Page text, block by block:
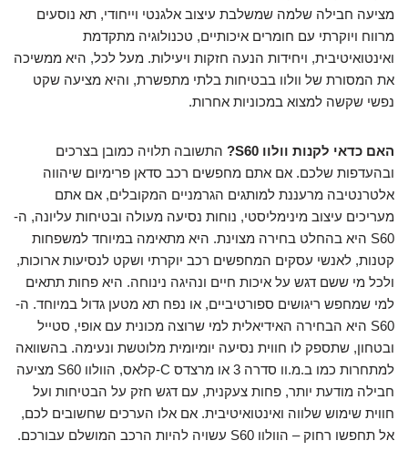
מציעה חבילה שלמה שמשלבת עיצוב אלגנטי וייחודי, תא נוסעים
מרווח ויוקרתי עם חומרים איכותיים, טכנולוגיה מתקדמת
ואינטואיטיבית, ויחידות הנעה חזקות ויעילות. מעל לכל, היא ממשיכה
את המסורת של וולוו בבטיחות בלתי מתפשרת, והיא מציעה שקט
נפשי שקשה למצוא במכוניות אחרות.
האם כדאי לקנות וולוו S60?
התשובה תלויה כמובן בצרכים
ובהעדפות שלכם. אם אתם מחפשים רכב סדאן פרימיום שיהווה
אלטרנטיבה מרעננת למותגים הגרמניים המקובלים, אם אתם
מעריכים עיצוב מינימליסטי, נוחות נסיעה מעולה ובטיחות עליונה, ה-
S60 היא בהחלט בחירה מצוינת. היא מתאימה במיוחד למשפחות
קטנות, לאנשי עסקים המחפשים רכב יוקרתי ושקט לנסיעות ארוכות,
ולכל מי ששם דגש על איכות חיים ונהיגה נינוחה. היא פחות תתאים
למי שמחפש ריגושים ספורטיביים, או נפח תא מטען גדול במיוחד. ה-
S60 היא הבחירה האידיאלית למי שרוצה מכונית עם אופי, סטייל
ובטחון, שתספק לו חווית נסיעה יומיומית מלוטשת ונעימה. בהשוואה
למתחרות כמו ב.מ.וו סדרה 3 או מרצדס C-קלאס, הוולוו S60 מציעה
חבילה מודעת יותר, פחות צעקנית, עם דגש חזק על הבטיחות ועל
חווית שימוש שלווה ואינטואיטיבית. אם אלו הערכים שחשובים לכם,
אל תחפשו רחוק – הוולוו S60 עשויה להיות הרכב המושלם עבורכם.